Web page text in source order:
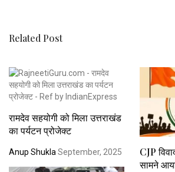
Related Post
रामदेव सहयोगी को मिला उत्तराखंड
का पर्यटन प्रोजेक्ट
Anup ShuklaSeptember, 2025
CJP
सामने